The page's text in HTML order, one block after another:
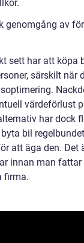
genomgång av
sett har att köpa
särskilt när
värdeförlust
har dock
bil
att äga den. Det
innan man
firma.